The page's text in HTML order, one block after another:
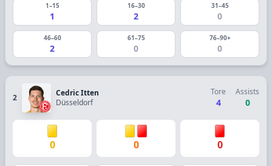
1–15
1
16–30
2
31–45
0
46–60
2
61–75
0
76–90+
0
2
Cedric Itten
Düsseldorf
Tore
4
Assists
0
0 0 0